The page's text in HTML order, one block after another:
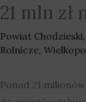
21 mln
Powiat Chodzieski,
Rolnicze,
Ponad 21